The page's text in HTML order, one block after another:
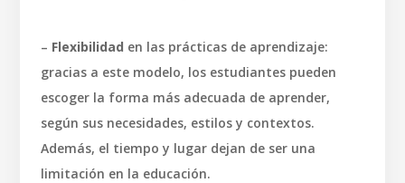
– Flexibilidad en las prácticas de aprendizaje:
gracias a este modelo, los estudiantes pueden
escoger la forma más adecuada de aprender,
según sus necesidades, estilos y contextos.
Además, el tiempo y lugar dejan de ser una
limitación en la educación.